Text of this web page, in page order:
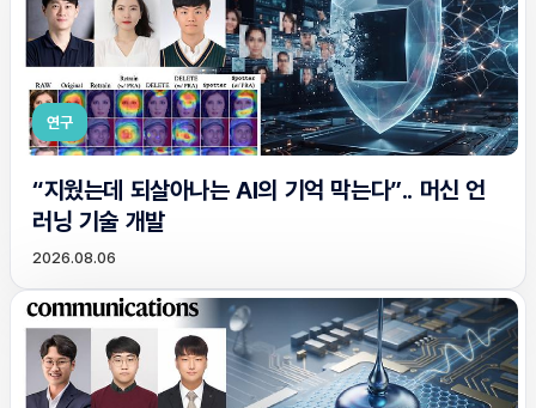
연구
“지웠는데 되살아나는 AI의 기억 막는다”.. 머신 언
러닝 기술 개발
2026.08.06